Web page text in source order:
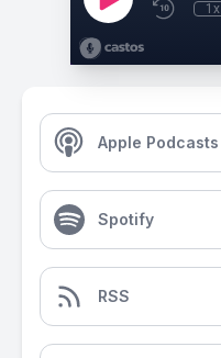
1x
Apple Podcasts
Spotify
RSS